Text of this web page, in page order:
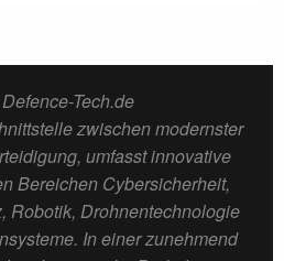
Tech.de
zwischen modernster
umfasst innovative
Bereichen Cybersicherheit,
Robotik, Drohnentechnologie
In einer zunehmend